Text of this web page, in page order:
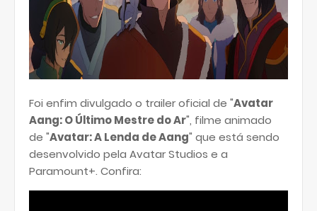
Foi enfim divulgado o trailer oficial de "Avatar
Aang: O Último Mestre do Ar", filme animado
de "Avatar: A Lenda de Aang" que está sendo
desenvolvido pela Avatar Studios e a
Paramount+. Confira: